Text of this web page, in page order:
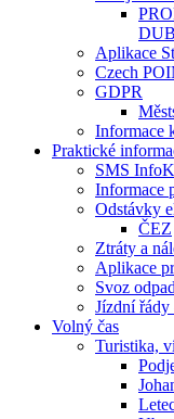
DUB
Aplikace
Czech
GDPR
Informace
Praktické
SMS
Informace
Odstávky
ČEZ
Ztráty a
Aplikace
Svoz
Jízdní
Volný čas
Turistika,